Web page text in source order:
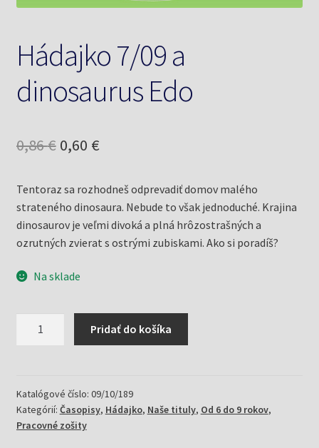
Hádajko 7/09 a
dinosaurus Edo
0,86€ Pôvodná
bola:
0,86 €.
0,60 €Aktuálna
je:
0,60 €.
Tentoraz sa rozhodneš odprevadiť domov malého
strateného dinosaura. Nebude to však jednoduché. Krajina
dinosaurov je veľmi divoká a plná hrôzostrašných a
ozrutných zvierat s ostrými zubiskami. Ako si poradíš?
Na sklade
dinosaurus
Edo
Pridať do košíka
Katalógové číslo: 09/10/189
Kategórií: Časopisy, Hádajko, Naše tituly, Od 6 do 9 rokov,
Pracovné zošity